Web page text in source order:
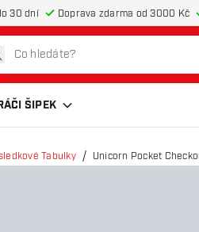
30 dní Doprava zdarma od 3000 Kč
ŠIPEK
Tabulky Unicorn Pocket